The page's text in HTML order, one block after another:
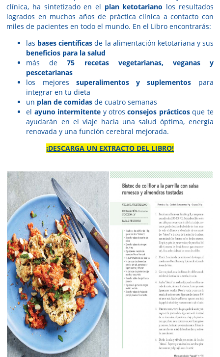
clínica, ha sintetizado en el plan ketotariano los resultados
logrados en muchos años de práctica clínica a contacto con
miles de pacientes en todo el mundo. En el Libro encontrarás:
las bases científicas de la alimentación ketotariana y sus
beneficios para la salud
más de75 recetas vegetarianas, veganas y
pescetarianas
los mejores superalimentos y suplementos para
integrar en tu dieta
un plan de comidas de cuatro semanas
el ayuno intermitente y otrosconsejos prácticosque te
ayudarán en el viaje hacia una salud óptima, energía
renovada y una función cerebral mejorada.
¡DESCARGA UN EXTRACTO DEL LIBRO!